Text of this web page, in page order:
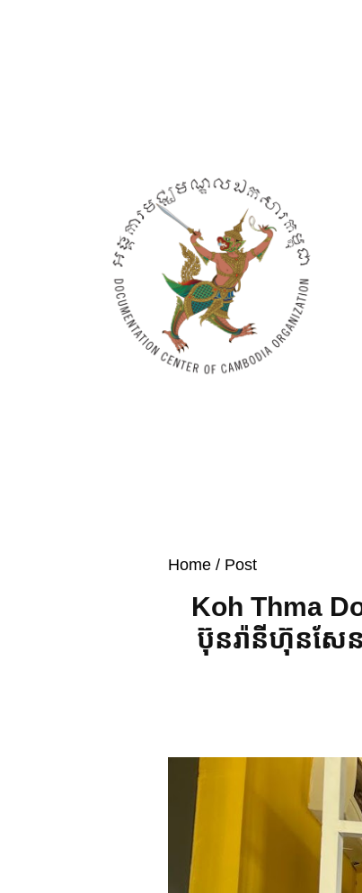
Home / Post
Koh Thma
ប៊ុនរ៉ានីហ៊ុនសែ